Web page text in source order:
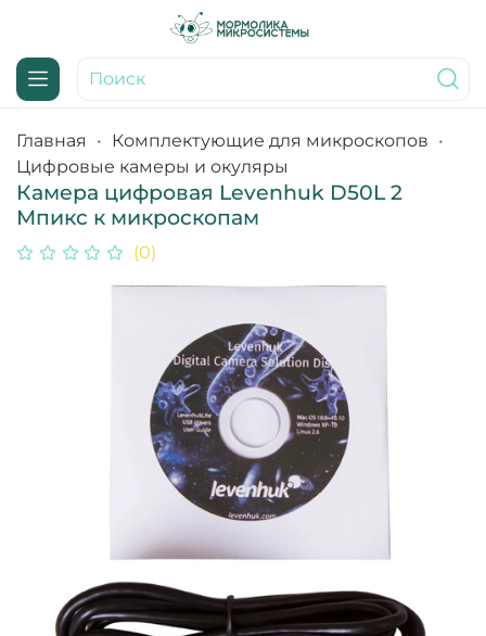
Главная
Комплектующие для микроскопов
Цифровые камеры и окуляры
Камера цифровая Levenhuk D50L 2
Мпикс к микроскопам
(0)